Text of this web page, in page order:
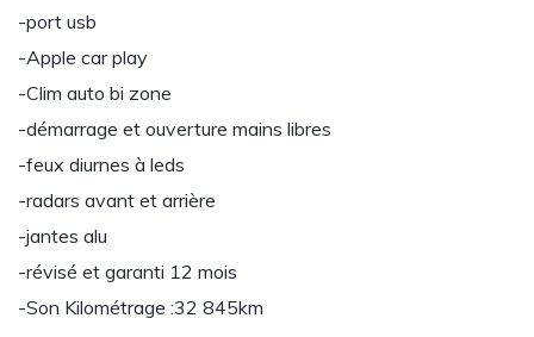
-port usb
-Apple car play
-Clim auto bi zone
-démarrage et ouverture mains libres
-feux diurnes à leds
-radars avant et arrière
-jantes alu
-révisé et garanti 12 mois
-Son Kilométrage :32 845km